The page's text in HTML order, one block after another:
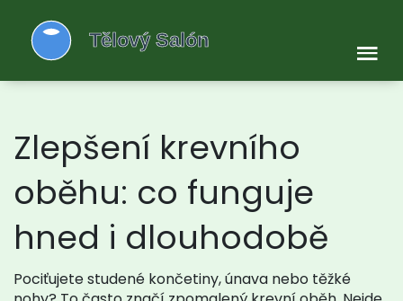
Zlepšení krevního
oběhu: co funguje
hned i dlouhodobě
Pociťujete studené končetiny, únava nebo těžké